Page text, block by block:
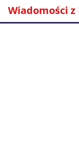
Wiadomości